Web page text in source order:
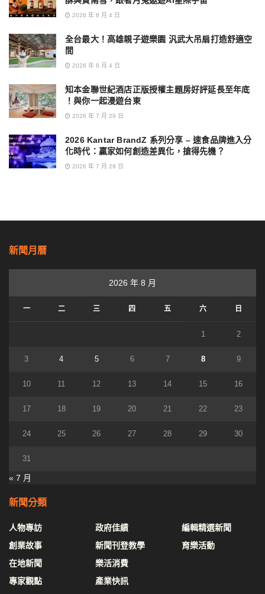
2026 年 8 月 4 日
全台最大！高雄親子遊樂園 汎武大吊扇打造舒適空
間
2026 年 8 月 4 日
知本金聯世紀酒店正版授權主題房好評延長至年底
！與你一起漫遊台東
2026 年 7 月 29 日
2026 Kantar BrandZ 系列分享 – 速食品牌進入分
化時代：贏家如何創造差異化，搶得先機？
2026 年 7 月 29 日
新聞月曆
2026 年 8 月
一 二 三 四 五 六 日
1 2
3 4 5 6 7 8 9
10 11 12 13 14 15 16
17 18 19 20 21 22 23
24 25 26 27 28 29 30
31
« 7 月
新聞分類
人物專訪
創業故事
在地新聞
專家觀點
政府佳績
新聞刊登教學
樂活消費
產業快訊
編輯精選新聞
育樂活動